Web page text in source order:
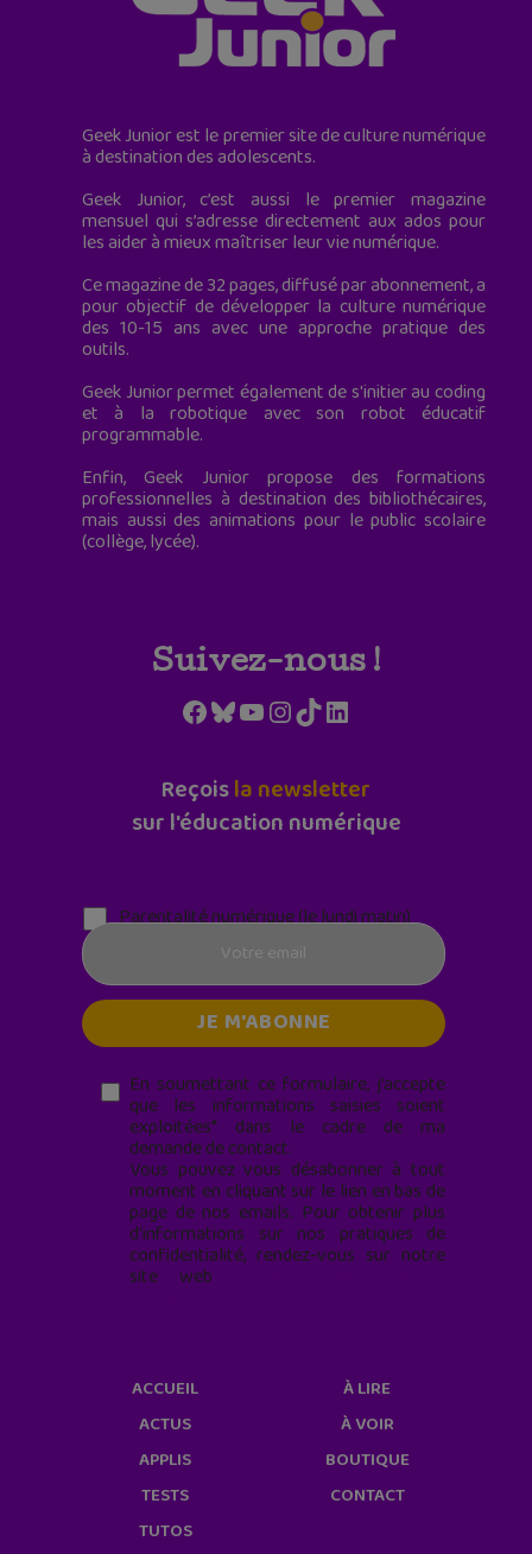
Geek Junior est le premier site de culture numérique
à destination des adolescents.
Geek Junior, c’est aussi le premier magazine
mensuel qui s’adresse directement aux ados pour
les aider à mieux maîtriser leur vie numérique.
Ce magazine de 32 pages, diffusé par abonnement, a
pour objectif de développer la culture numérique
des 10-15 ans avec une approche pratique des
outils.
Geek Junior permet également de s'initier au coding
et à la robotique avec son robot éducatif
programmable.
Enfin, Geek Junior propose des formations
professionnelles à destination des bibliothécaires,
mais aussi des animations pour le public scolaire
(collège, lycée).
Suivez-nous !
Facebook
Bluesky
YouTube
Instagram
TikTokLinkedIn
Reçoisla newsletter
sur l'éducation numérique
Parentalité numérique (le lundi matin)
En soumettant ce formulaire, j’accepte
que les informations saisies soient
exploitées* dans le cadre de ma
demande de contact.
Vous pouvez vous désabonner à tout
moment en cliquant sur le lien en bas de
page de nos emails. Pour obtenir plus
d'informations sur nos pratiques de
confidentialité, rendez-vous sur notre
site web
ACCUEIL
ACTUS
APPLIS
TESTS
TUTOS
À LIRE
À VOIR
BOUTIQUE
CONTACT